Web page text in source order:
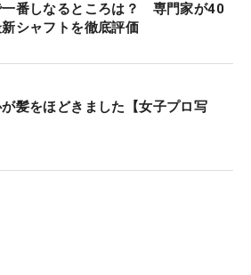
一番しなるところは？ 専門家が40
シャフトを徹底評価
髪をほどきました【女子プロ写